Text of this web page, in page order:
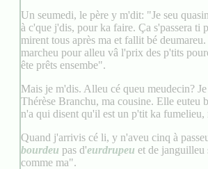
Un seumedi, le père y m'dit: "Je seu
à c'que j'dis, pour ka faire. Ça s'passera ti
mirent tous après ma et fallit bé
marcheu pour alleu vâ l'prix des p'tits
ête prêts ensembe".
Mais je m'dis. Alleu cé queu meudecin?
Thérèse Branchu, ma cousine. Elle euteu
n'a qui disent qu'il est un p'tit ka fumelieu,
Quand j'arrivis cé li, y n'aveu cinq à
bourdeu pas d'eurdrupeu et de janguilleu
comme ma".